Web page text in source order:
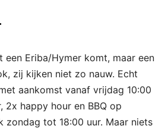
een Eriba/Hymer komt, maar een
zij kijken niet zo nauw. Echt
aankomst vanaf vrijdag 10:00
2x happy hour en BBQ op
zondag tot 18:00 uur. Maar niets